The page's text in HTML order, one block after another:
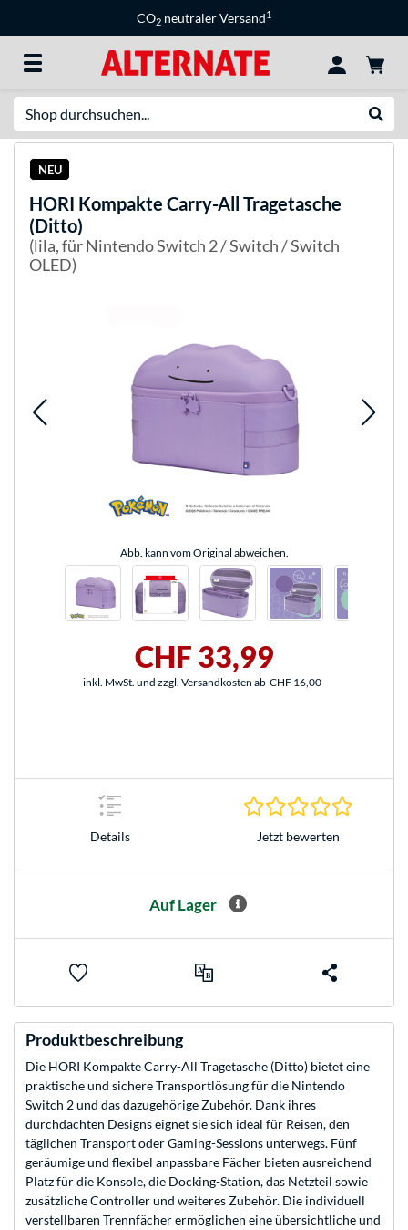
CO2 neutraler Versand1
NEU
HORI Kompakte Carry-All Tragetasche
(Ditto)
(lila, für Nintendo Switch 2 / Switch / Switch
OLED)
Abb. kann vom Original abweichen.
CHF 33,99
inkl. MwSt. und zzgl. Versandkosten ab CHF 16,00
Details Jetzt bewerten
Auf Lager
Produktbeschreibung
Die HORI Kompakte Carry-All Tragetasche (Ditto) bietet eine
praktische und sichere Transportlösung für die Nintendo
Switch 2 und das dazugehörige Zubehör. Dank ihres
durchdachten Designs eignet sie sich ideal für Reisen, den
täglichen Transport oder Gaming-Sessions unterwegs. Fünf
geräumige und flexibel anpassbare Fächer bieten ausreichend
Platz für die Konsole, die Docking-Station, das Netzteil sowie
zusätzliche Controller und weiteres Zubehör. Die individuell
verstellbaren Trennfächer ermöglichen eine übersichtliche und